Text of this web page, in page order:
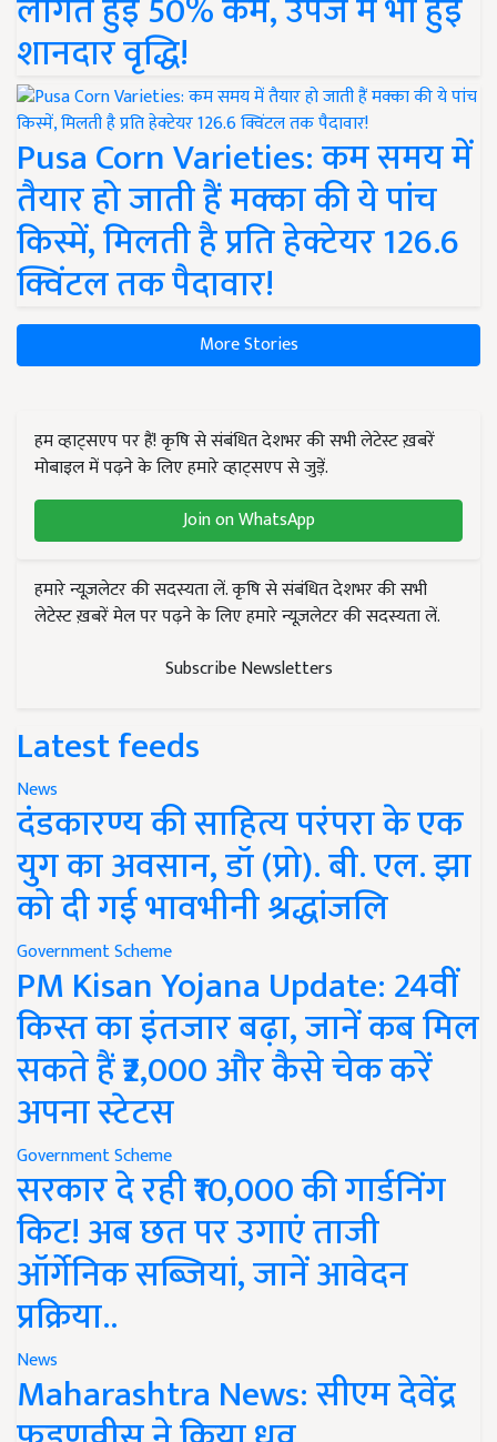
शानदार वृद्धि!
Pusa Corn Varieties: कम समय में
तैयार हो जाती हैं मक्का की ये पांच
किस्में, मिलती है प्रति हेक्टेयर 126.6
क्विंटल तक पैदावार!
More Stories
हम व्हाट्सएप पर हैं! कृषि से संबंधित देशभर की सभी लेटेस्ट ख़बरें
मोबाइल में पढ़ने के लिए हमारे व्हाट्सएप से जुड़ें.
Join on WhatsApp
हमारे न्यूज़लेटर की सदस्यता लें. कृषि से संबंधित देशभर की सभी
लेटेस्ट ख़बरें मेल पर पढ़ने के लिए हमारे न्यूज़लेटर की सदस्यता लें.
Subscribe Newsletters
Latest feeds
News
दंडकारण्य की साहित्य परंपरा के एक
युग का अवसान, डॉ (प्रो). बी. एल. झा
को दी गई भावभीनी श्रद्धांजलि
Government Scheme
PM Kisan Yojana Update: 24वीं
किस्त का इंतजार बढ़ा, जानें कब मिल
सकते हैं ₹2,000 और कैसे चेक करें
अपना स्टेटस
Government Scheme
सरकार दे रही ₹10,000 की गार्डनिंग
किट! अब छत पर उगाएं ताजी
ऑर्गेनिक सब्जियां, जानें आवेदन
प्रक्रिया..
News
Maharashtra News: सीएम देवेंद्र